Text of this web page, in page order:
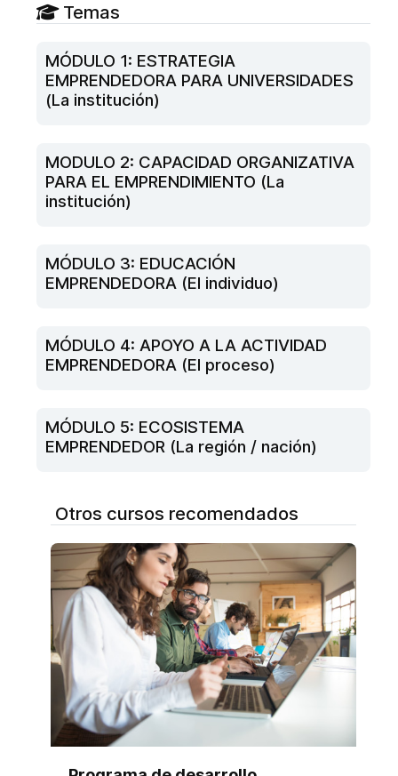
Temas
MÓDULO 1: ESTRATEGIA
EMPRENDEDORA PARA UNIVERSIDADES
(La institución)
MODULO 2: CAPACIDAD ORGANIZATIVA
PARA EL EMPRENDIMIENTO (La
institución)
MÓDULO 3: EDUCACIÓN
EMPRENDEDORA (El individuo)
MÓDULO 4: APOYO A LA ACTIVIDAD
EMPRENDEDORA (El proceso)
MÓDULO 5: ECOSISTEMA
EMPRENDEDOR (La región / nación)
Otros cursos recomendados